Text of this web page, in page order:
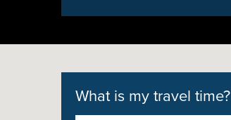
What is my travel time?